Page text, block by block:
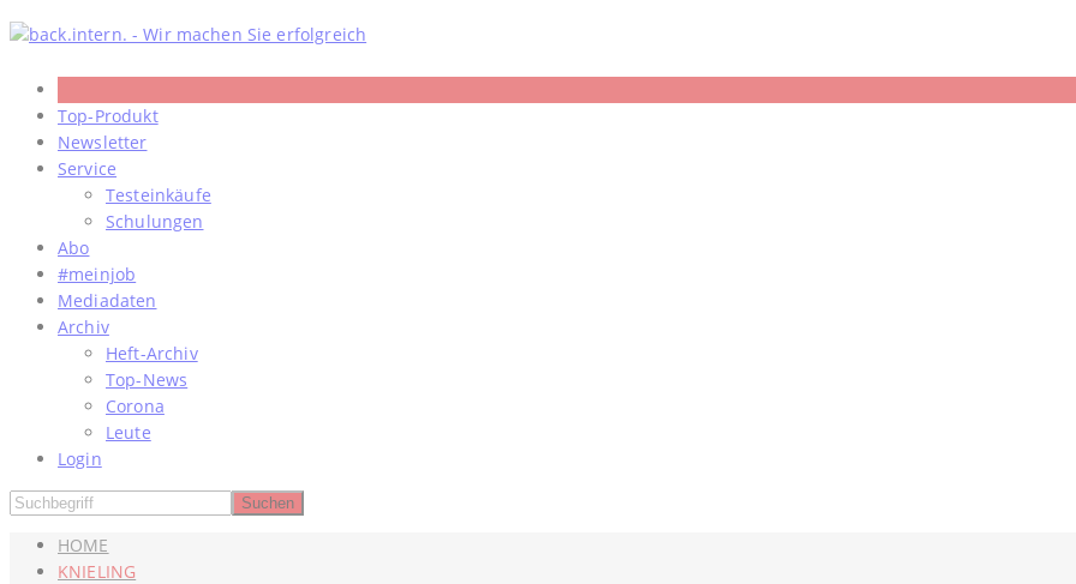
Skip
to
content
Top-Produkt
Newsletter
Service
Testeinkäufe
Schulungen
Abo
#meinjob
Mediadaten
Archiv
Heft-Archiv
Top-News
Corona
Leute
Login
HOME
KNIELING